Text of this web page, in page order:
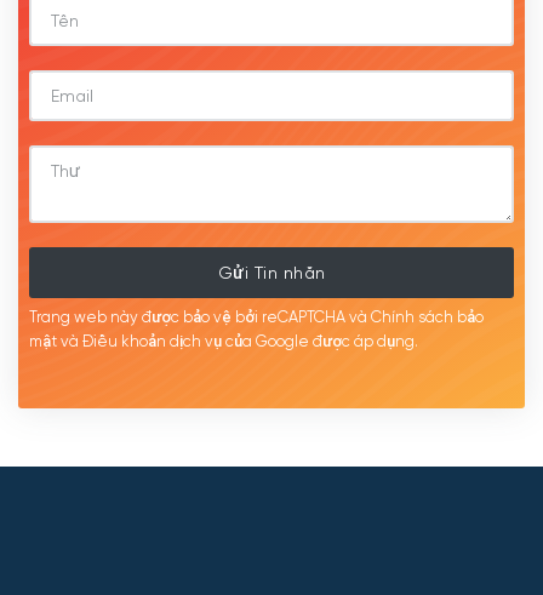
Gửi Tin nhắn
Trang web này được bảo vệ bởi reCAPTCHA và Chính sách bảo
mật và Điều khoản dịch vụ của Google được áp dụng.